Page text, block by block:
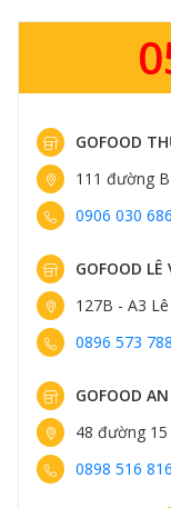
GOFOOD
111 đường
0906 030 686
GOFOOD LÊ
127B - A3
0896 573 788
GOFOOD
48 đường
0898 516 816